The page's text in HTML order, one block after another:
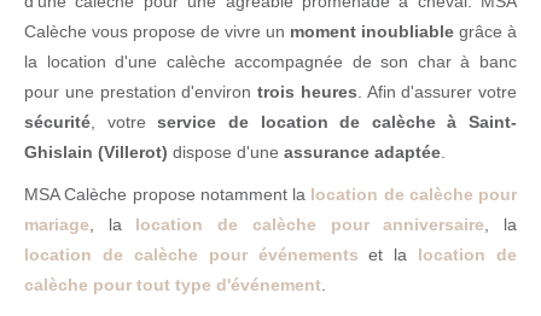
Calèche vous propose de vivre un moment inoubliable grâce à
la location d'une calèche accompagnée de son char à banc
pour une prestation d'environ trois heures. Afin d'assurer votre
sécurité, votreservice de location de calèche à Saint-
Ghislain (Villerot) dispose d'une assurance adaptée.
MSA Calèche propose notamment la location de calèche pour
mariage, la location de calèche pour anniversaire, la
location de calèche pour événements et la location de
calèche pour tout type d'événement.